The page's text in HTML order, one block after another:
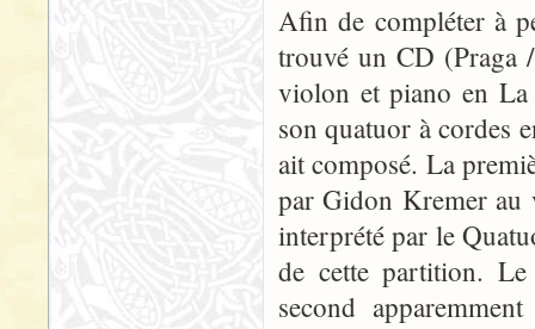
Afin de compléter à
trouvé un CD (Praga
violon et piano en
son quatuor à cordes
ait composé. La
par Gidon Kremer au
interprété par le
de cette partition.
second